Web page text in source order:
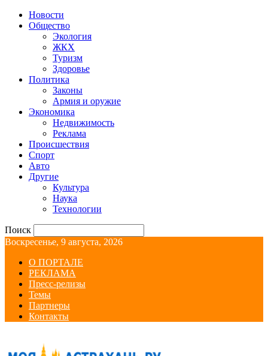
Новости
Общество
Экология
ЖКХ
Туризм
Здоровье
Политика
Законы
Армия и оружие
Экономика
Недвижимость
Реклама
Происшествия
Спорт
Авто
Другие
Культура
Наука
Технологии
Поиск
Воскресенье, 9 августа, 2026
О ПОРТАЛЕ
РЕКЛАМА
Пресс-релизы
Темы
Партнеры
Контакты